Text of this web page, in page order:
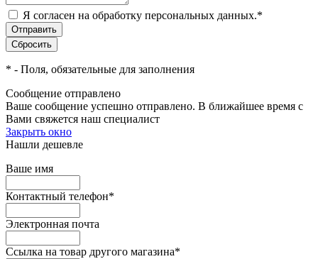
Я согласен на обработку персональных данных.*
* - Поля, обязательные для заполнения
Сообщение отправлено
Ваше сообщение успешно отправлено. В ближайшее время с
Вами свяжется наш специалист
Закрыть окно
Нашли дешевле
Ваше имя
Контактный телефон*
Электронная почта
Ссылка на товар другого магазина*